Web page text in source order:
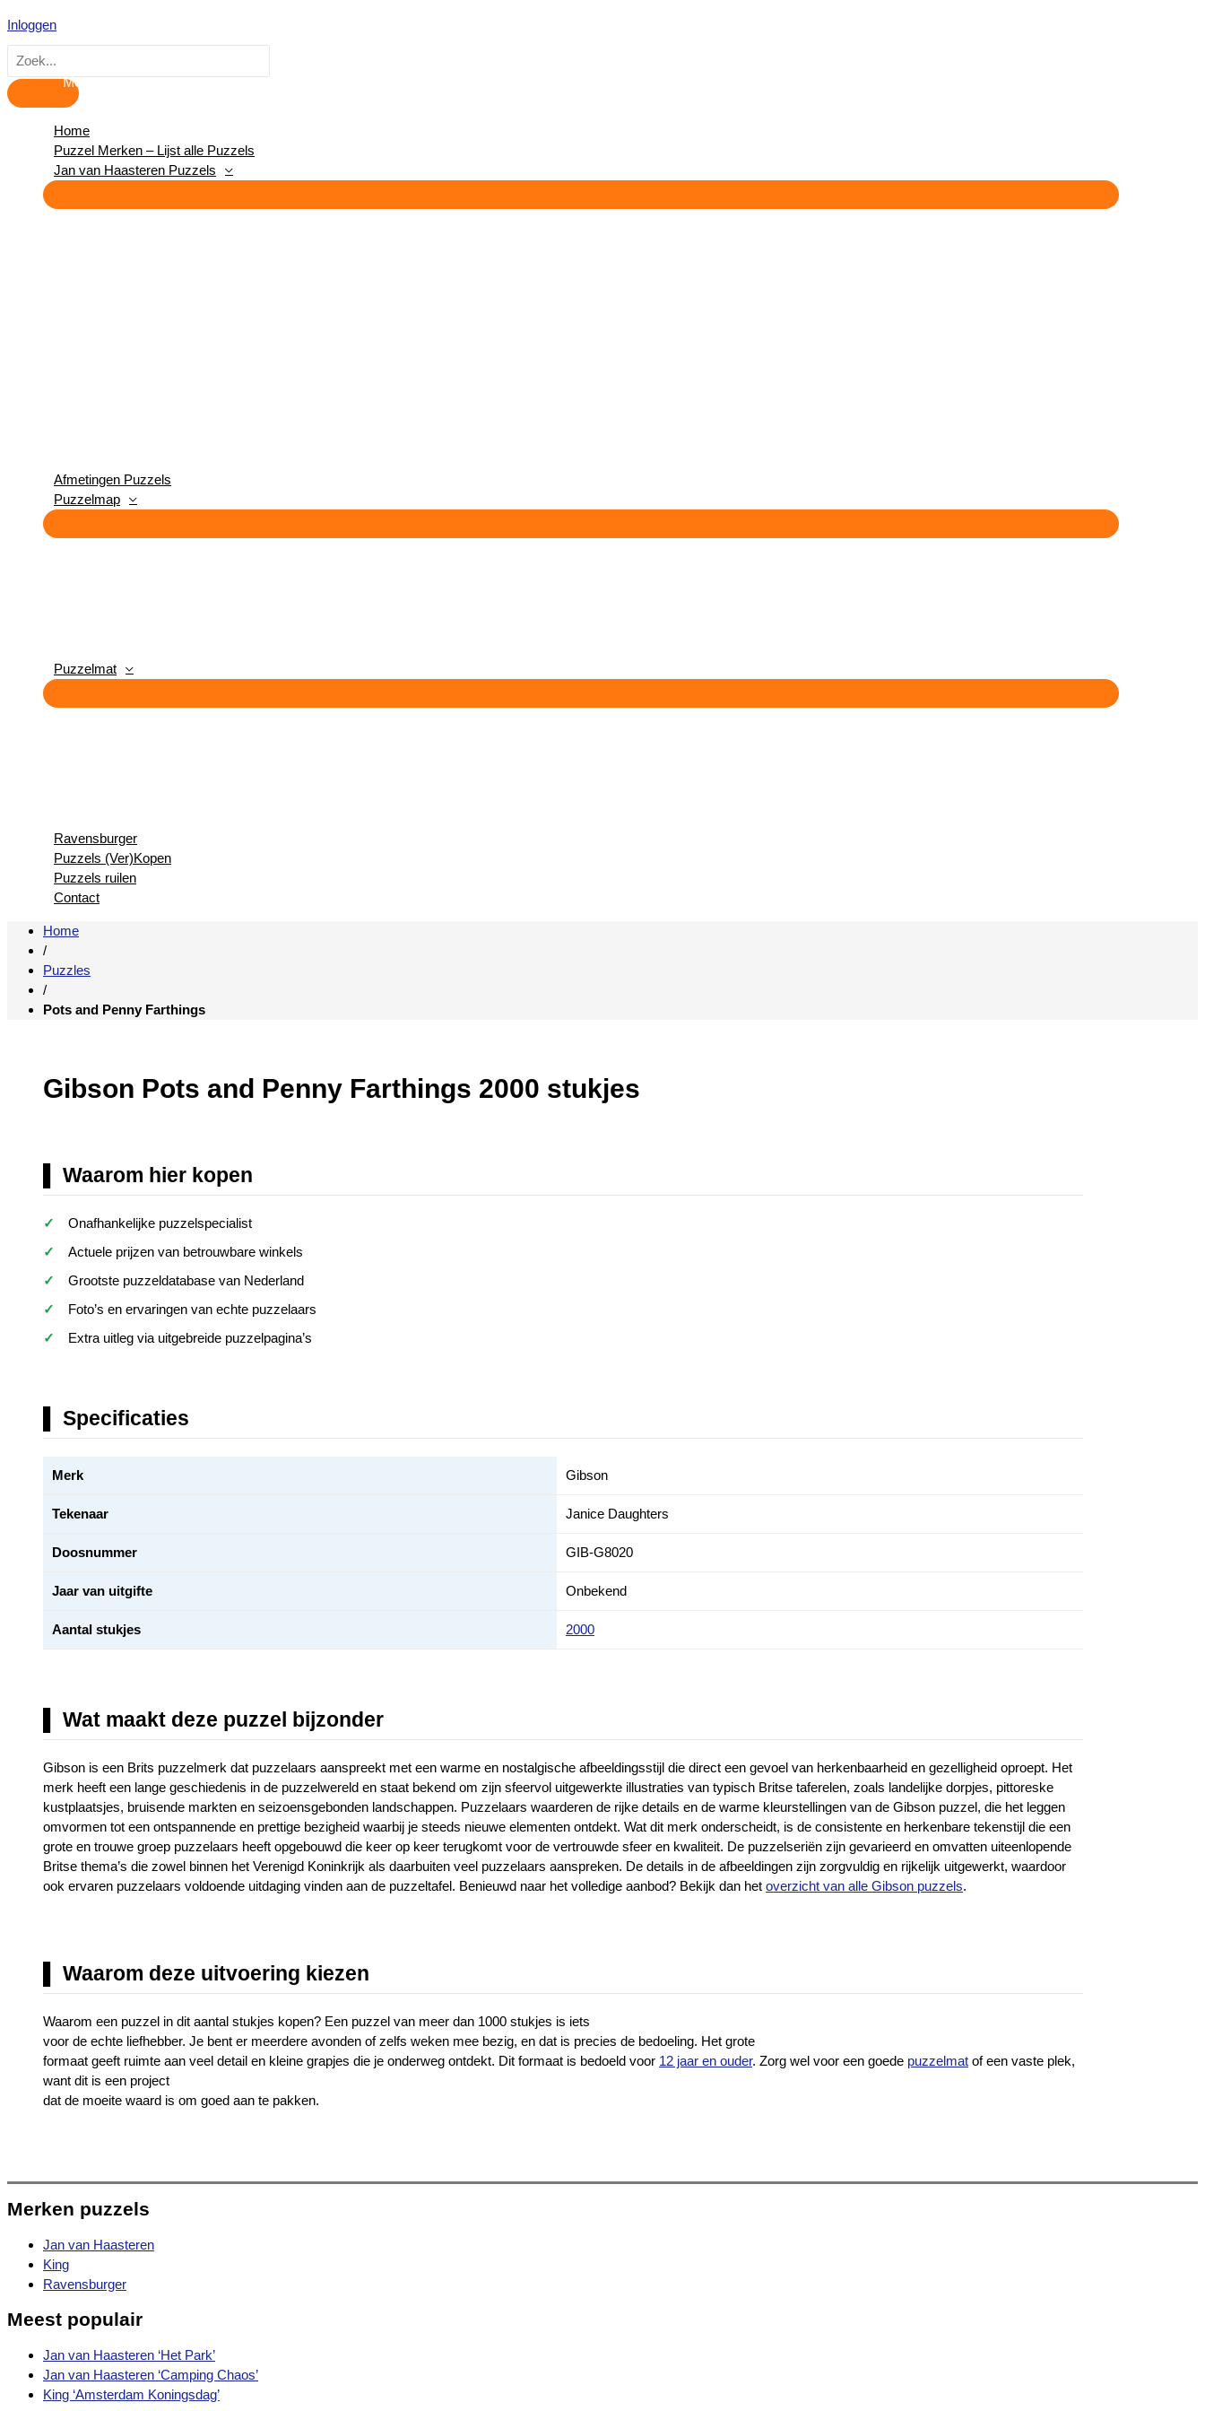
naar
de
inhoud
Inloggen
Zoeken
naar:
Home
Puzzel Merken – Lijst alle Puzzels
Jan van Haasteren Puzzels
Afmetingen Puzzels
Puzzelmap
Puzzelmat
Ravensburger
Puzzels (Ver)Kopen
Puzzels ruilen
Contact
Home
/
Puzzles
/
Pots and Penny Farthings
Gibson Pots and Penny Farthings 2000 stukjes
Waarom hier kopen
Onafhankelijke puzzelspecialist
Actuele prijzen van betrouwbare winkels
Grootste puzzeldatabase van Nederland
Foto’s en ervaringen van echte puzzelaars
Extra uitleg via uitgebreide puzzelpagina’s
Specificaties
Merk Gibson
Tekenaar Janice Daughters
Doosnummer GIB-G8020
Jaar van uitgifte Onbekend
Aantal stukjes 2000
Wat maakt deze puzzel bijzonder
Gibson is een Brits puzzelmerk dat puzzelaars aanspreekt met een warme en nostalgische afbeeldingsstijl die direct een gevoel van herkenbaarheid en gezelligheid oproept. Het
merk heeft een lange geschiedenis in de puzzelwereld en staat bekend om zijn sfeervol uitgewerkte illustraties van typisch Britse taferelen, zoals landelijke dorpjes, pittoreske
kustplaatsjes, bruisende markten en seizoensgebonden landschappen. Puzzelaars waarderen de rijke details en de warme kleurstellingen van de Gibson puzzel, die het leggen
omvormen tot een ontspannende en prettige bezigheid waarbij je steeds nieuwe elementen ontdekt. Wat dit merk onderscheidt, is de consistente en herkenbare tekenstijl die een
grote en trouwe groep puzzelaars heeft opgebouwd die keer op keer terugkomt voor de vertrouwde sfeer en kwaliteit. De puzzelseriën zijn gevarieerd en omvatten uiteenlopende
Britse thema’s die zowel binnen het Verenigd Koninkrijk als daarbuiten veel puzzelaars aanspreken. De details in de afbeeldingen zijn zorgvuldig en rijkelijk uitgewerkt, waardoor
ook ervaren puzzelaars voldoende uitdaging vinden aan de puzzeltafel. Benieuwd naar het volledige aanbod? Bekijk dan het overzicht van alle Gibson puzzels.
Waarom deze uitvoering kiezen
Waarom een puzzel in dit aantal stukjes kopen? Een puzzel van meer dan 1000 stukjes is iets
voor de echte liefhebber. Je bent er meerdere avonden of zelfs weken mee bezig, en dat is precies de bedoeling. Het grote
formaat geeft ruimte aan veel detail en kleine grapjes die je onderweg ontdekt. Dit formaat is bedoeld voor 12 jaar en ouder. Zorg wel voor een goede puzzelmat of een vaste plek,
want dit is een project
dat de moeite waard is om goed aan te pakken.
Merken puzzels
Jan van Haasteren
King
Ravensburger
Meest populair
Jan van Haasteren ‘Het Park’
Jan van Haasteren ‘Camping Chaos’
King ‘Amsterdam Koningsdag’